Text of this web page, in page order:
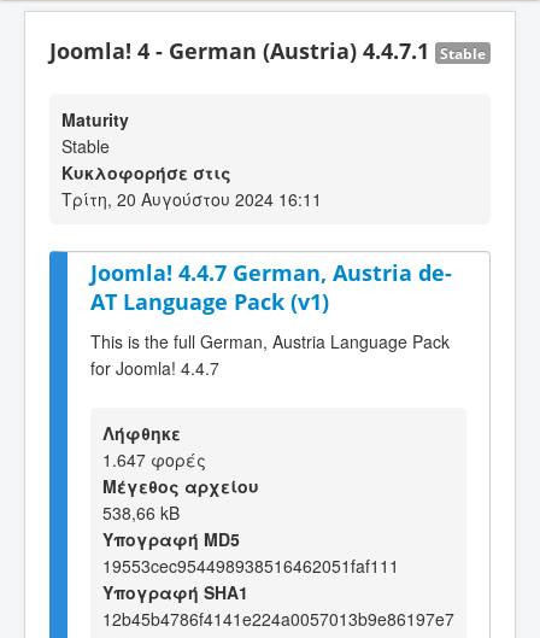
Joomla! 4 - German (Austria) 4.4.7.1 Stable
Maturity
Stable
Κυκλοφορήσε στις
Τρίτη, 20 Αυγούστου 2024 16:11
Joomla! 4.4.7 German, Austria de-
AT Language Pack (v1)
This is the full German, Austria Language Pack
for Joomla! 4.4.7
Λήφθηκε
1.647 φορές
Μέγεθος αρχείου
538,66 kB
Υπογραφή MD5
19553cec954498938516462051faf111
Υπογραφή SHA1
12b45b4786f4141e224a0057013b9e86197e7